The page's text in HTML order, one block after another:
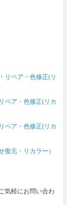
リペア・色修正(リ
ペア・色修正(リカ
ペア・色修正(リカ
復元・リカラー）
気軽にお問い合わ